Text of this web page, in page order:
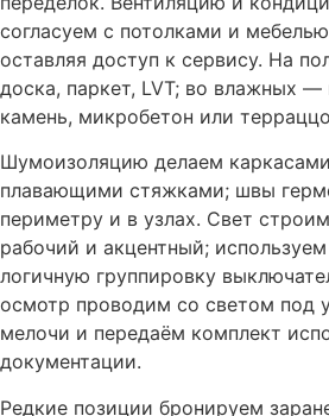
согласуем с потолками и
оставляя доступ к сервису. На
доска, паркет, LVT; во влажных —
камень, микробетон или
Шумоизоляцию делаем
плавающими стяжками; швы
периметру и в узлах. Свет
рабочий и акцентный;
логичную группировку
осмотр проводим со светом под
мелочи и передаём комплект
документации.
Редкие позиции бронируем